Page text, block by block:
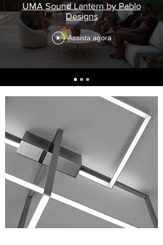
UMA Sound Lantern by Pablo
Designs
Assista agora